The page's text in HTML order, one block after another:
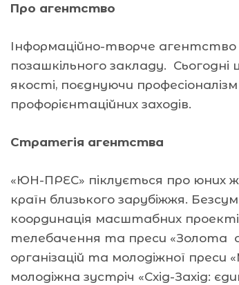
Про агентство
Інформаційно-творче
позашкільного закладу. Сьогодні
якості, поєднуючи
профорієнтаційних заходів.
Стратегія агентства
«ЮН-ПРЕС» піклується про юних
країн близького зарубіжжя.
координація масштабних
телебачення та преси «Золота
організацій та молодіжної
молодіжна зустріч «Схід-Захід: